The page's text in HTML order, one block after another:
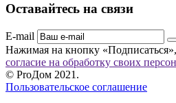
Оставайтесь на связи
E-mail
Нажимая на кнопку
согласие на обработку своих
© ProДом 2021.
Пользовательское соглашение